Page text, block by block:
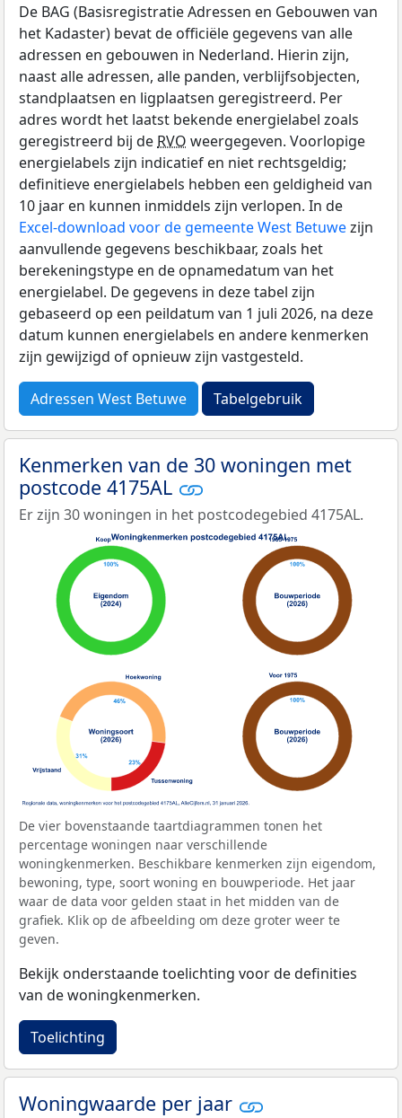
De BAG (Basisregistratie Adressen en Gebouwen van
het Kadaster) bevat de officiële gegevens van alle
adressen en gebouwen in Nederland. Hierin zijn,
naast alle adressen, alle panden, verblijfsobjecten,
standplaatsen en ligplaatsen geregistreerd. Per
adres wordt het laatst bekende energielabel zoals
geregistreerd bij de RVO weergegeven. Voorlopige
energielabels zijn indicatief en niet rechtsgeldig;
definitieve energielabels hebben een geldigheid van
10 jaar en kunnen inmiddels zijn verlopen. In de
Excel-download voor de gemeente West Betuwezijn
aanvullende gegevens beschikbaar, zoals het
berekeningstype en de opnamedatum van het
energielabel. De gegevens in deze tabel zijn
gebaseerd op een peildatum van 1 juli 2026, na deze
datum kunnen energielabels en andere kenmerken
zijn gewijzigd of opnieuw zijn vastgesteld.
Adressen West Betuwe Tabelgebruik
Kenmerken van de 30 woningen met
postcode 4175AL
Er zijn 30 woningen in het postcodegebied 4175AL.
De vier bovenstaande taartdiagrammen tonen het
percentage woningen naar verschillende
woningkenmerken. Beschikbare kenmerken zijn eigendom,
bewoning, type, soort woning en bouwperiode. Het jaar
waar de data voor gelden staat in het midden van de
grafiek. Klik op de afbeelding om deze groter weer te
geven.
Bekijk onderstaande toelichting voor de definities
van de woningkenmerken.
Toelichting
Woningwaarde per jaar